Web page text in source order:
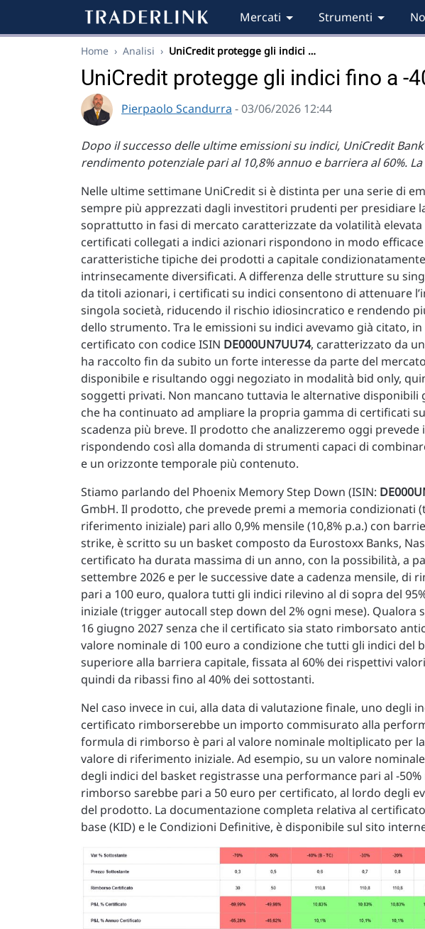
Mercati Strumenti
Home › Analisi › UniCredit protegge gli indici …
UniCredit protegge gli indici fino a -
Pierpaolo Scandurra - 03/06/2026 12:44
Dopo il successo delle ultime emissioni su indici, UniCredit
rendimento potenziale pari al 10,8% annuo e barriera al 60%.
Nelle ultime settimane UniCredit si è distinta per una serie di
sempre più apprezzati dagli investitori prudenti per presidiare
soprattutto in fasi di mercato caratterizzate da volatilità
certificati collegati a indici azionari rispondono in modo
caratteristiche tipiche dei prodotti a capitale
intrinsecamente diversificati. A differenza delle strutture su
da titoli azionari, i certificati su indici consentono di attenuare
singola società, riducendo il rischio idiosincratico e rendendo
dello strumento. Tra le emissioni su indici avevamo già citato,
certificato con codice ISIN DE000UN7UU74, caratterizzato da
ha raccolto fin da subito un forte interesse da parte del
disponibile e risultando oggi negoziato in modalità bid only,
soggetti privati. Non mancano tuttavia le alternative disponibili
che ha continuato ad ampliare la propria gamma di certificati
scadenza più breve. Il prodotto che analizzeremo oggi
rispondendo così alla domanda di strumenti capaci di
e un orizzonte temporale più contenuto.
Stiamo parlando del Phoenix Memory Step Down (ISIN:
GmbH. Il prodotto, che prevede premi a memoria condizionati
riferimento iniziale) pari allo 0,9% mensile (10,8% p.a.) con
strike, è scritto su un basket composto da Eurostoxx Banks,
certificato ha durata massima di un anno, con la possibilità, a
settembre 2026 e per le successive date a cadenza mensile, di
pari a 100 euro, qualora tutti gli indici rilevino al di sopra del
iniziale (trigger autocall step down del 2% ogni mese). Qualora
16 giugno 2027 senza che il certificato sia stato rimborsato
valore nominale di 100 euro a condizione che tutti gli indici del
superiore alla barriera capitale, fissata al 60% dei rispettivi
quindi da ribassi fino al 40% dei sottostanti.
Nel caso invece in cui, alla data di valutazione finale, uno degli
certificato rimborserebbe un importo commisurato alla
formula di rimborso è pari al valore nominale moltiplicato per
valore di riferimento iniziale. Ad esempio, su un valore
degli indici del basket registrasse una performance pari al -
rimborso sarebbe pari a 50 euro per certificato, al lordo degli
del prodotto. La documentazione completa relativa al
base (KID) e le Condizioni Definitive, è disponibile sul sito